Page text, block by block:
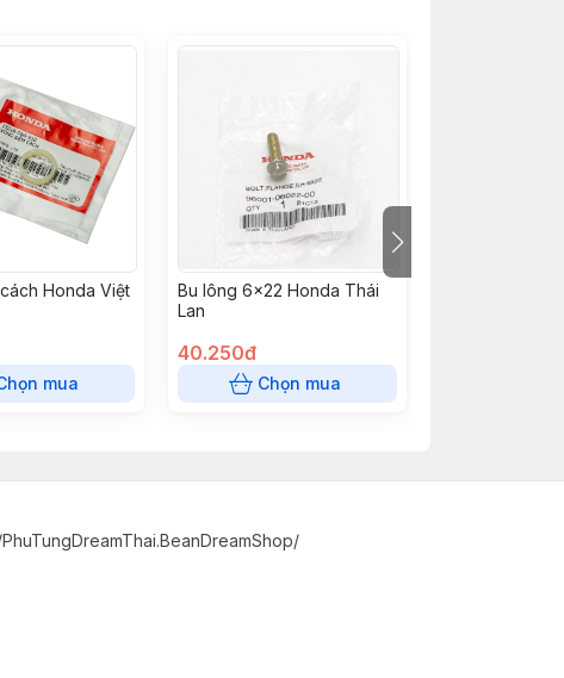
Honda Việt
mua
Bu lông 6x22 Honda Thái
Lan
40.250đ
Chọn mua